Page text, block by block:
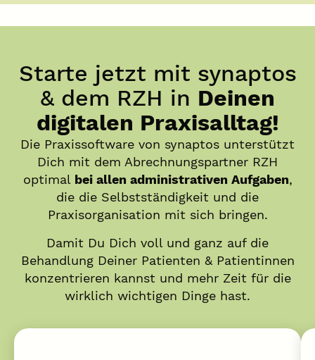
Starte jetzt mit synaptos
& dem RZH in Deinen
digitalen Praxisalltag!
Die Praxissoftware von synaptos unterstützt
Dich mit dem Abrechnungspartner RZH
optimalbei allen administrativen Aufgaben,
die die Selbstständigkeit und die
Praxisorganisation mit sich bringen.
Damit Du Dich voll und ganz auf die
Behandlung Deiner Patienten & Patientinnen
konzentrieren kannst und mehr Zeit für die
wirklich wichtigen Dinge hast.